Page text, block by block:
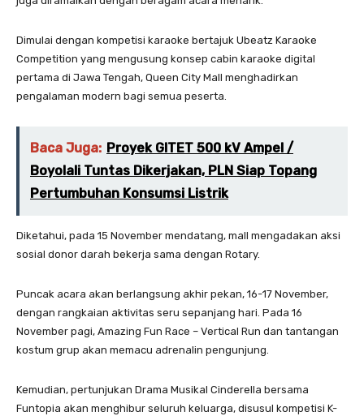
Dimulai dengan kompetisi karaoke bertajuk Ubeatz Karaoke
Competition yang mengusung konsep cabin karaoke digital
pertama di Jawa Tengah, Queen City Mall menghadirkan
pengalaman modern bagi semua peserta.
Baca Juga: Proyek GITET 500 kV Ampel /
Boyolali Tuntas Dikerjakan, PLN Siap Topang
Pertumbuhan Konsumsi Listrik
Diketahui, pada 15 November mendatang, mall mengadakan aksi
sosial donor darah bekerja sama dengan Rotary.
Puncak acara akan berlangsung akhir pekan, 16-17 November,
dengan rangkaian aktivitas seru sepanjang hari. Pada 16
November pagi, Amazing Fun Race – Vertical Run dan tantangan
kostum grup akan memacu adrenalin pengunjung.
Kemudian, pertunjukan Drama Musikal Cinderella bersama
Funtopia akan menghibur seluruh keluarga, disusul kompetisi K-